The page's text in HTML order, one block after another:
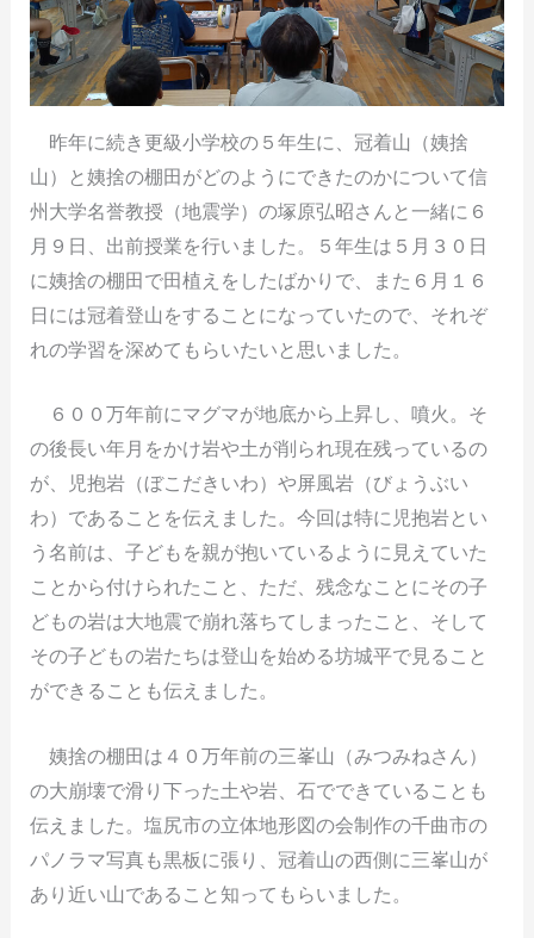
昨年に続き更級小学校の５年生に、冠着山（姨捨
山）と姨捨の棚田がどのようにできたのかについて信
州大学名誉教授（地震学）の塚原弘昭さんと一緒に６
月９日、出前授業を行いました。５年生は５月３０日
に姨捨の棚田で田植えをしたばかりで、また６月１６
日には冠着登山をすることになっていたので、それぞ
れの学習を深めてもらいたいと思いました。
６００万年前にマグマが地底から上昇し、噴火。そ
の後長い年月をかけ岩や土が削られ現在残っているの
が、児抱岩（ぼこだきいわ）や屏風岩（びょうぶい
わ）であることを伝えました。今回は特に児抱岩とい
う名前は、子どもを親が抱いているように見えていた
ことから付けられたこと、ただ、残念なことにその子
どもの岩は大地震で崩れ落ちてしまったこと、そして
その子どもの岩たちは登山を始める坊城平で見ること
ができることも伝えました。
姨捨の棚田は４０万年前の三峯山（みつみねさん）
の大崩壊で滑り下った土や岩、石でできていることも
伝えました。塩尻市の立体地形図の会制作の千曲市の
パノラマ写真も黒板に張り、冠着山の西側に三峯山が
あり近い山であること知ってもらいました。